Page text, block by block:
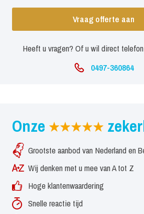
Vraag offerte aan
Heeft u vragen? Of u wil direct
0497-360864
Onze
Grootste aanbod van Nederland en
Wij denken met u mee van A tot Z
Hoge klantenwaardering
Snelle reactie tijd